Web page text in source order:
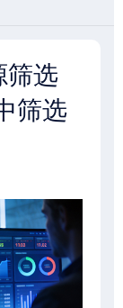
筛选
筛选